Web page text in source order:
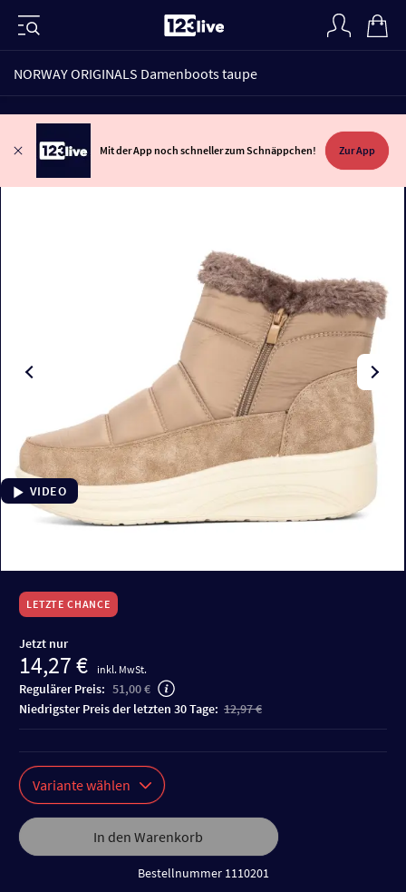
NORWAY ORIGINALS Damenboots taupe
Mit der App noch schneller zum Schnäppchen! Zur App
VIDEO
LETZTE CHANCE
Jetzt nur
14,27 € inkl. MwSt.
Regulärer Preis: 51,00 €
niedrigster Preis der letzten 30 Tage: 12,97 €
Variante wählen
In den Warenkorb
Bestellnummer 1110201